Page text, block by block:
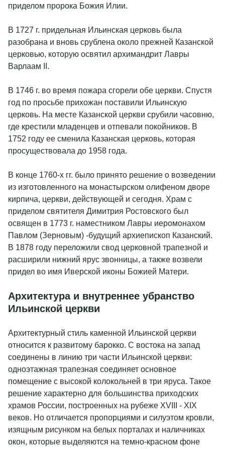
приделом пророка Божия Илии.
В 1727 г. придельная Ильинская церковь была
разобрана и вновь срублена около прежней Казанской
церковью, которую освятил архимандрит Лавры
Варлаам II.
В 1746 г. во время пожара сгорели обе церкви. Спустя
год по просьбе прихожан поставили Ильинскую
церковь. На месте Казанской церкви срубили часовню,
где крестили младенцев и отпевали покойников. В
1752 году ее сменила Казанская церковь, которая
просуществовала до 1958 года.
В конце 1760-х гг. было принято решение о возведении
из изготовленного на монастырском олифеном дворе
кирпича, церкви, действующей и сегодня. Храм с
приделом святителя Димитрия Ростовского был
освящен в 1773 г. наместником Лавры иеромонахом
Павлом (Зерновым) -будущий архиепископ Казанский.
В 1878 году переложили свод церковной трапезной и
расширили нижний ярус звонницы, а также возвели
придел во имя Иверской иконы Божией Матери.
Архитектура и внутреннее убранство
Ильинской церкви
Архитектурный стиль каменной Ильинской церкви
относится к развитому барокко. С востока на запад
соединены в линию три части Ильинской церкви:
одноэтажная трапезная соединяет основное
помещение с высокой колокольней в три яруса. Такое
решение характерно для большинства приходских
храмов России, построенных на рубеже XVIII - XIX
веков. Но отличается пропорциями и силуэтом кровли,
изящным рисунком на белых порталах и наличниках
окон, которые выделяются на темно-красном фоне
территории музея-заповедника «Абрамцево», экскурсии в
Развлекательная программа (согласно анонсу).
31 декабря – завтрак (шведский стол), обед, новогодний
банкет с развлекательной программой, барная карта
программа (согласно анонсу).